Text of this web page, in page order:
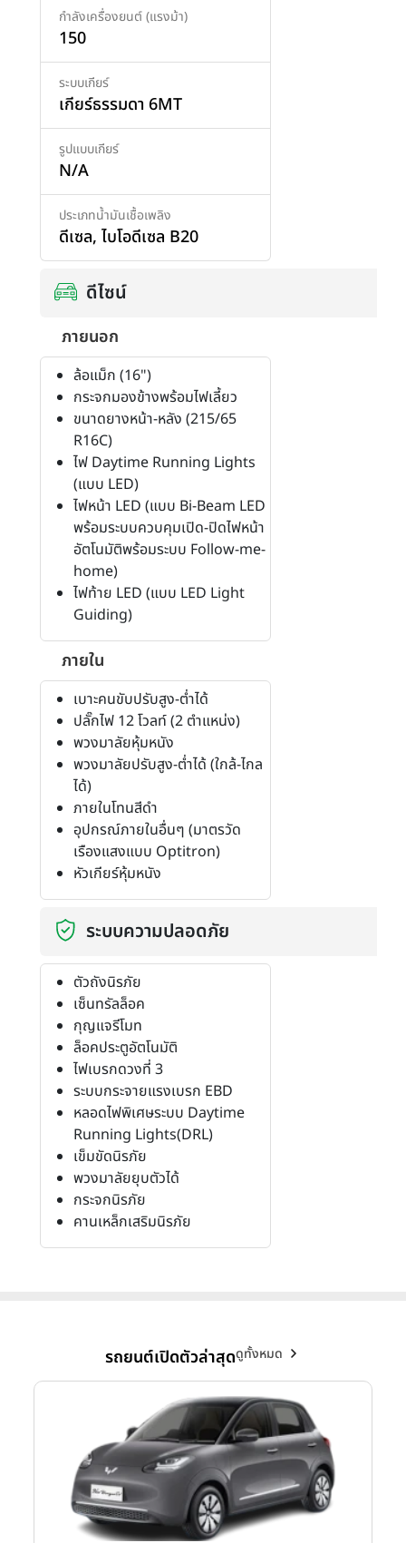
กำลังเครื่องยนต์ (แรงม้า)
150
ระบบเกียร์
เกียร์ธรรมดา 6MT
รูปแบบเกียร์
N/A
ประเภทน้ำมันเชื้อเพลิง
ดีเซล, ไบโอดีเซล B20
ดีไซน์
ภายนอก
ล้อแม็ก (16")
กระจกมองข้างพร้อมไฟเลี้ยว
ขนาดยางหน้า-หลัง (215/65
R16C)
ไฟ Daytime Running Lights
(แบบ LED)
ไฟหน้า LED (แบบ Bi-Beam LED
พร้อมระบบควบคุมเปิด-ปิดไฟหน้า
อัตโนมัติพร้อมระบบ Follow-me-
home)
ไฟท้าย LED (แบบ LED Light
Guiding)
ภายใน
เบาะคนขับปรับสูง-ต่ำได้
ปลั๊กไฟ 12 โวลท์ (2 ตำแหน่ง)
พวงมาลัยหุ้มหนัง
พวงมาลัยปรับสูง-ต่ำได้ (ใกล้-ไกล
ได้)
ภายในโทนสีดำ
อุปกรณ์ภายในอื่นๆ (มาตรวัด
เรืองแสงแบบ Optitron)
หัวเกียร์หุ้มหนัง
ระบบความปลอดภัย
ตัวถังนิรภัย
เซ็นทรัลล็อค
กุญแจรีโมท
ล็อคประตูอัตโนมัติ
ไฟเบรกดวงที่ 3
ระบบกระจายแรงเบรก EBD
หลอดไฟพิเศษระบบ Daytime
Running Lights(DRL)
เข็มขัดนิรภัย
พวงมาลัยยุบตัวได้
กระจกนิรภัย
คานเหล็กเสริมนิรภัย
รถยนต์เปิดตัวล่าสุดดูทั้งหมด